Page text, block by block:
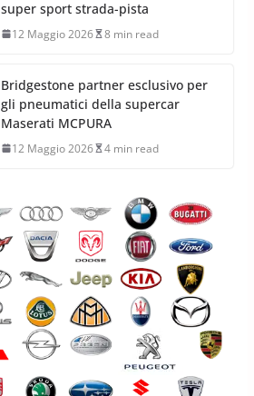
super sport strada-pista
12 Maggio 2026 8 min read
Bridgestone partner esclusivo per
gli pneumatici della supercar
Maserati MCPURA
12 Maggio 2026 4 min read